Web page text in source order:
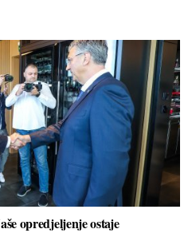
opredjeljenje ostaje